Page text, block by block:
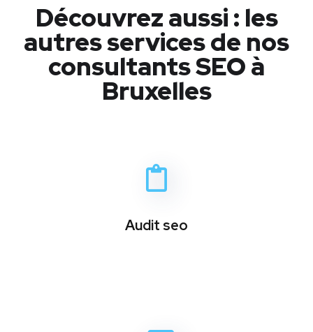
Découvrez aussi : les
autres services de nos
consultants SEO à
Bruxelles
Audit seo